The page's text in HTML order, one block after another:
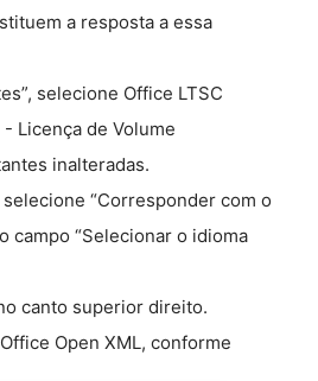
a resposta a essa
selecione Office LTSC
Licença de Volume
inalteradas.
“Corresponder com o
campo “Selecionar o idioma
canto superior direito.
Open XML, conforme